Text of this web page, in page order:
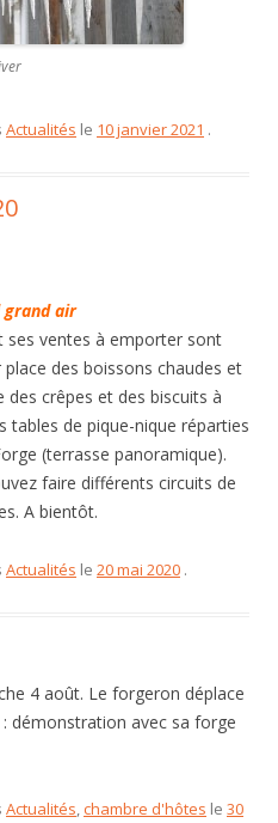
Actualités le 10 janvier 2021 .
grand air
ses ventes à emporter sont
des boissons chaudes et
crêpes et des biscuits à
de pique-nique réparties
(terrasse panoramique).
faire différents circuits de
A bientôt.
Actualités le 20 mai 2020 .
4 août. Le forgeron déplace
démonstration avec sa forge
Actualités,chambre d'hôtes le 30